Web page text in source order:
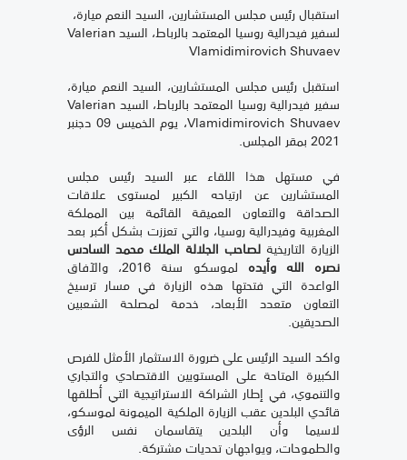
استقبال رئيس مجلس المستشارين، السيد النعم ميارة،
لسفير فيدرالية روسيا المعتمد بالرباط، السيد Valerian
Vlamidimirovich Shuvaev
استقبل رئيس مجلس المستشارين، السيد النعم ميارة،
سفير فيدرالية روسيا المعتمد بالرباط، السيدValerian
Vlamidimirovich Shuvaev ، يوم الخميس 09 دجنبر
2021 بمقر المجلس.
في مستهل هذا اللقاء عبر السيد رئيس مجلس
المستشارين عن ارتياحه الكبير لمستوى علاقات
الصداقة والتعاون العميقة القائمة بين المملكة
المغربية وفيدرالية روسيا، والتي تعززت بشكل أكبر بعد
الزيارة التاريخية لصاحب الجلالة الملك محمد السادس
نصره الله وأيده لموسكو سنة 2016، والآفاق
الواعدة التي فتحتها هذه الزيارة في مسار ترسيخ
التعاون متعدد الأبعاد، خدمة لمصلحة الشعبين
الصديقين.
واكد السيد الرئيس على ضرورة الاستثمار الأمثل للفرص
الكبيرة المتاحة على المستويين الاقتصادي والتجاري
والتنموي، في إطار الشراكة الاستراتيجية التي أطلقها
قائدي البلدين عقب الزيارة الملكية الميمونة لموسكو،
لاسيما وأن البلدين يتقاسمان نفس الرؤى
والطموحات، ويواجهان تحديات مشتركة.